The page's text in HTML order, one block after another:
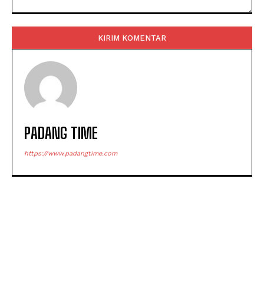
PADANG TIME
https://www.padangtime.com